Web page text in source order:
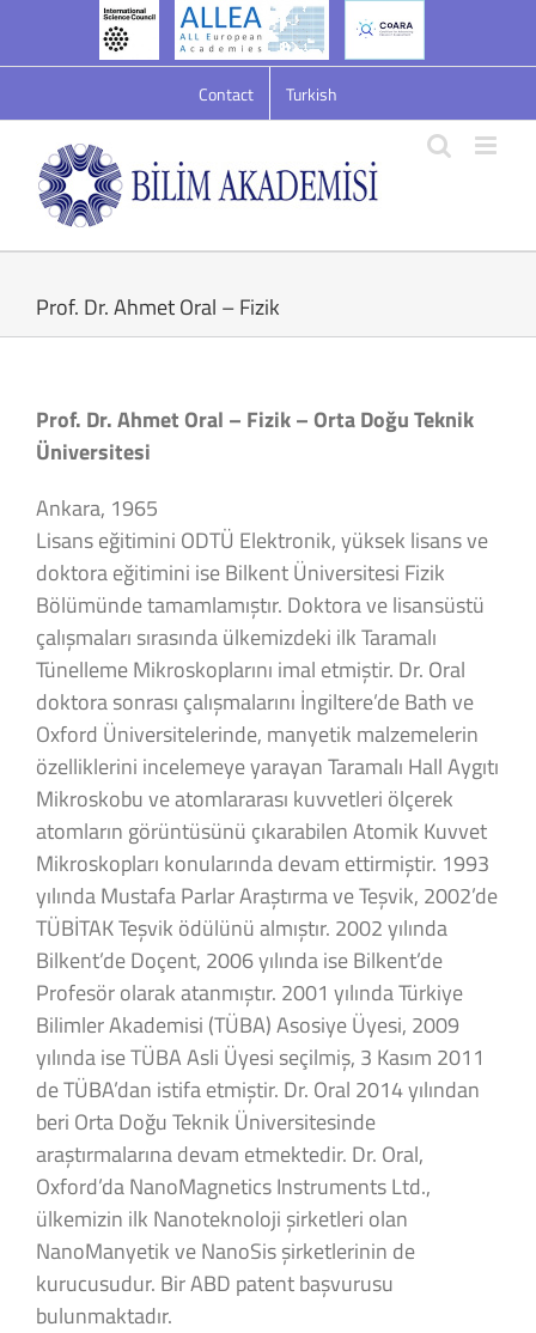
Contact Turkish
Prof. Dr. Ahmet Oral – Fizik
Prof. Dr. Ahmet Oral – Fizik – Orta Doğu Teknik
Üniversitesi
Ankara, 1965
Lisans eğitimini ODTÜ Elektronik, yüksek lisans ve
doktora eğitimini ise Bilkent Üniversitesi Fizik
Bölümünde tamamlamıştır. Doktora ve lisansüstü
çalışmaları sırasında ülkemizdeki ilk Taramalı
Tünelleme Mikroskoplarını imal etmiştir. Dr. Oral
doktora sonrası çalışmalarını İngiltere’de Bath ve
Oxford Üniversitelerinde, manyetik malzemelerin
özelliklerini incelemeye yarayan Taramalı Hall Aygıtı
Mikroskobu ve atomlararası kuvvetleri ölçerek
atomların görüntüsünü çıkarabilen Atomik Kuvvet
Mikroskopları konularında devam ettirmiştir. 1993
yılında Mustafa Parlar Araştırma ve Teşvik, 2002’de
TÜBİTAK Teşvik ödülünü almıştır. 2002 yılında
Bilkent’de Doçent, 2006 yılında ise Bilkent’de
Profesör olarak atanmıştır. 2001 yılında Türkiye
Bilimler Akademisi (TÜBA) Asosiye Üyesi, 2009
yılında ise TÜBA Asli Üyesi seçilmiş, 3 Kasım 2011
de TÜBA’dan istifa etmiştir. Dr. Oral 2014 yılından
beri Orta Doğu Teknik Üniversitesinde
araştırmalarına devam etmektedir. Dr. Oral,
Oxford’da NanoMagnetics Instruments Ltd.,
ülkemizin ilk Nanoteknoloji şirketleri olan
NanoManyetik ve NanoSis şirketlerinin de
kurucusudur. Bir ABD patent başvurusu
bulunmaktadır.